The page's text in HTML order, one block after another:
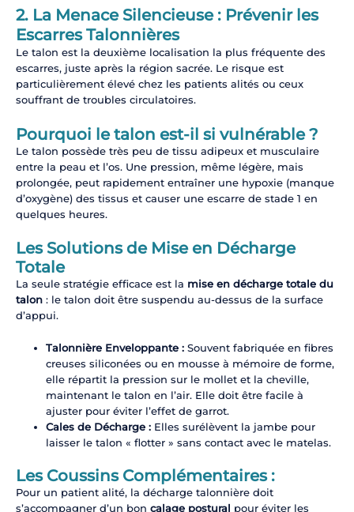
2. La Menace Silencieuse : Prévenir les
Escarres Talonnières
Le talon est la deuxième localisation la plus fréquente des
escarres, juste après la région sacrée. Le risque est
particulièrement élevé chez les patients alités ou ceux
souffrant de troubles circulatoires.
Pourquoi le talon est-il si vulnérable ?
Le talon possède très peu de tissu adipeux et musculaire
entre la peau et l’os. Une pression, même légère, mais
prolongée, peut rapidement entraîner une hypoxie (manque
d’oxygène) des tissus et causer une escarre de stade 1 en
quelques heures.
Les Solutions de Mise en Décharge
Totale
La seule stratégie efficace est la mise en décharge totale du
talon: le talon doit être suspendu au-dessus de la surface
d’appui.
Talonnière Enveloppante :Souvent fabriquée en fibres
creuses siliconées ou en mousse à mémoire de forme,
elle répartit la pression sur le mollet et la cheville,
maintenant le talon en l’air. Elle doit être facile à
ajuster pour éviter l’effet de garrot.
Cales de Décharge :Elles surélèvent la jambe pour
laisser le talon « flotter » sans contact avec le matelas.
Les Coussins Complémentaires :
Pour un patient alité, la décharge talonnière doit
s’accompagner d’un bon calage postural pour éviter les